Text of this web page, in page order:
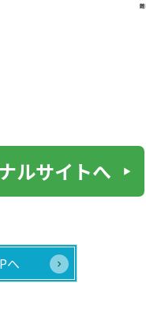
ルサイトへ
へ